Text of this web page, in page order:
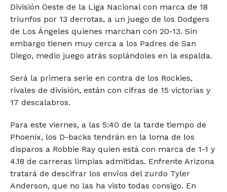
División Oeste de la Liga Nacional con marca de 18
triunfos por 13 derrotas, a un juego de los Dodgers
de Los Ángeles quienes marchan con 20-13. Sin
embargo tienen muy cerca a los Padres de San
Diego, medio juego atrás soplándoles en la espalda.
Será la primera serie en contra de los Rockies,
rivales de división, están con cifras de 15 victorias y
17 descalabros.
Para este viernes, a las 5:40 de la tarde tiempo de
Phoenix, los D-backs tendrán en la loma de los
disparos a Robbie Ray quien está con marca de 1-1 y
4.18 de carreras limpias admitidas. Enfrente Arizona
tratará de descifrar los envíos del zurdo Tyler
Anderson, que no las ha visto todas consigo. En